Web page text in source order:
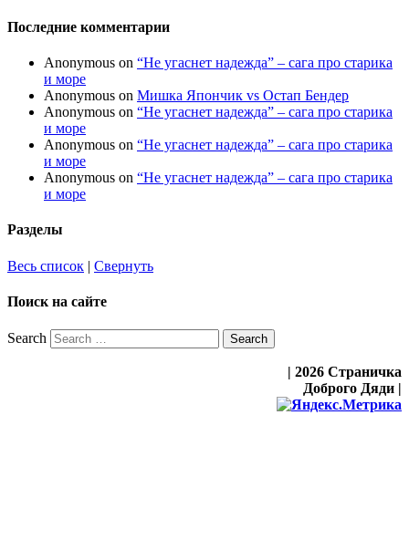
Последние комментарии
Anonymous on “Не угаснет надежда” – сага про старика
и море
Anonymous on Мишка Япончик vs Остап Бендер
Anonymous on “Не угаснет надежда” – сага про старика
и море
Anonymous on “Не угаснет надежда” – сага про старика
и море
Anonymous on “Не угаснет надежда” – сага про старика
и море
Разделы
Весь список | Свернуть
Поиск на сайте
Search
| 2026 Страничка
Доброго Дяди |